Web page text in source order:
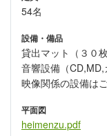
54名
設備・備品
貸出マット（３０枚
音響設備（
映像関係の設備は
平面図
heimenzu.pdf